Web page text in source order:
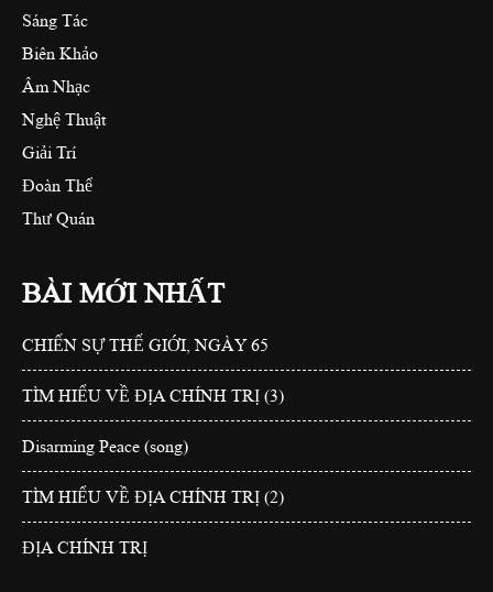
Sáng Tác
Biên Khảo
Âm Nhạc
Nghệ Thuật
Giải Trí
Đoàn Thể
Thư Quán
BÀI MỚI NHẤT
CHIẾN SỰ THẾ GIỚI, NGÀY 65
TÌM HIỂU VỀ ĐỊA CHÍNH TRỊ (3)
Disarming Peace (song)
TÌM HIỂU VỀ ĐỊA CHÍNH TRỊ (2)
ĐỊA CHÍNH TRỊ